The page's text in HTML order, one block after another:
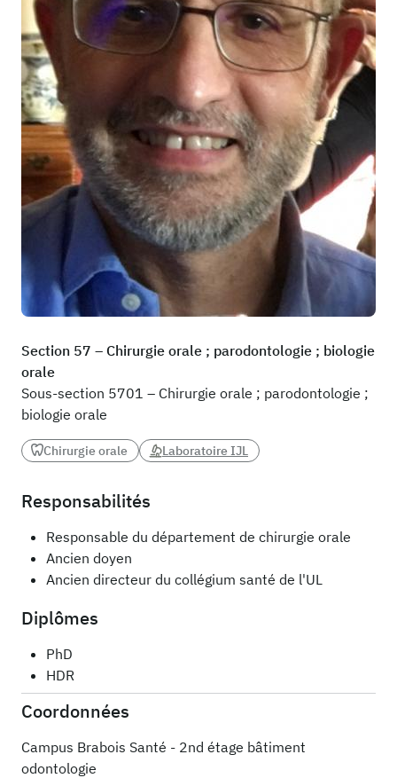
Section 57 – Chirurgie orale ; parodontologie ; biologie
orale
Sous-section 5701 – Chirurgie orale ; parodontologie ;
biologie orale
Chirurgie orale Laboratoire IJL
Responsabilités
Responsable du département de chirurgie orale
Ancien doyen
Ancien directeur du collégium santé de l'UL
Diplômes
PhD
HDR
Coordonnées
Campus Brabois Santé - 2nd étage bâtiment
odontologie